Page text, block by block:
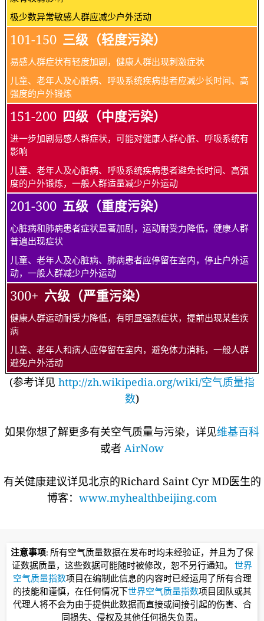
极少数异常敏感人群应减少户外活动
101-150 三级（轻度污染）
易感人群症状有轻度加剧，健康人群出现刺激症状
儿童、老年人及心脏病、呼吸系统疾病患者应减少长时间、高
强度的户外锻炼
151-200 四级（中度污染）
进一步加剧易感人群症状，可能对健康人群心脏、呼吸系统有
影响
儿童、老年人及心脏病、呼吸系统疾病患者避免长时间、高强
度的户外锻炼，一般人群适量减少户外运动
201-300 五级（重度污染）
心脏病和肺病患者症状显著加剧，运动耐受力降低，健康人群
普遍出现症状
儿童、老年人及心脏病、肺病患者应停留在室内，停止户外运
动，一般人群减少户外运动
300+ 六级（严重污染）
健康人群运动耐受力降低，有明显强烈症状，提前出现某些疾
病
儿童、老年人和病人应停留在室内，避免体力消耗，一般人群
避免户外活动
(参考详见 http://zh.wikipedia.org/wiki/空气质量指
数)
如果你想了解更多有关空气质量与污染，详见维基百科
或者 AirNow
有关健康建议详见北京的Richard Saint Cyr MD医生的
博客： www.myhealthbeijing.com
注意事项: 所有空气质量数据在发布时均未经验证，并且为了保
证数据质量，这些数据可能随时被修改，恕不另行通知。 世界
空气质量指数项目在编制此信息的内容时已经运用了所有合理
的技能和谨慎，在任何情况下世界空气质量指数项目团队或其
代理人将不会为由于提供此数据而直接或间接引起的伤害、合
同损失、侵权及其他任何损失负责。